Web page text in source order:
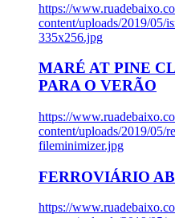
https://
content/uploads/2019/05/
335x256.jpg
MARÉ AT PINE
PARA O VERÃO
https://
content/uploads/2019/05/
fileminimizer.jpg
FERROVIÁRIO
https://